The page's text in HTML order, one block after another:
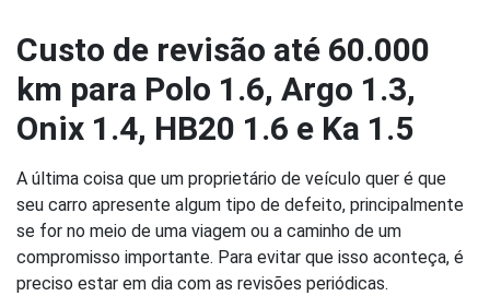
Custo de revisão até 60.000
km para Polo 1.6, Argo 1.3,
Onix 1.4, HB20 1.6 e Ka 1.5
A última coisa que um proprietário de veículo quer é que
seu carro apresente algum tipo de defeito, principalmente
se for no meio de uma viagem ou a caminho de um
compromisso importante. Para evitar que isso aconteça, é
preciso estar em dia com as revisões periódicas.